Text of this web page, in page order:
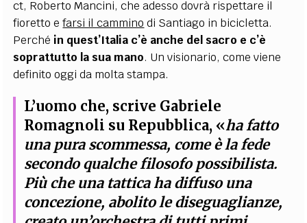
ct, Roberto Mancini, che adesso dovrà rispettare il
fioretto efarsi il cammino di Santiago in bicicletta.
Perché in quest’Italia c’è anche del sacro e c’è
soprattutto la sua mano. Un visionario, come viene
definito oggi da molta stampa.
L’uomo che, scrive Gabriele
Romagnoli su Repubblica, «ha fatto
una pura scommessa, come è la fede
secondo qualche filosofo possibilista.
Più che una tattica ha diffuso una
concezione, abolito le diseguaglianze,